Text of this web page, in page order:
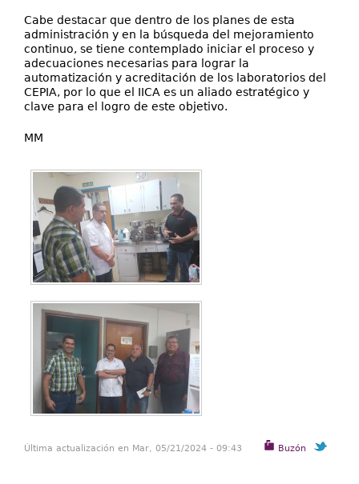
Cabe destacar que dentro de los planes de esta
administración y en la búsqueda del mejoramiento
continuo, se tiene contemplado iniciar el proceso y
adecuaciones necesarias para lograr la
automatización y acreditación de los laboratorios del
CEPIA, por lo que el IICA es un aliado estratégico y
clave para el logro de este objetivo.
MM
Buzón
Última actualización en Mar, 05/21/2024 - 09:43